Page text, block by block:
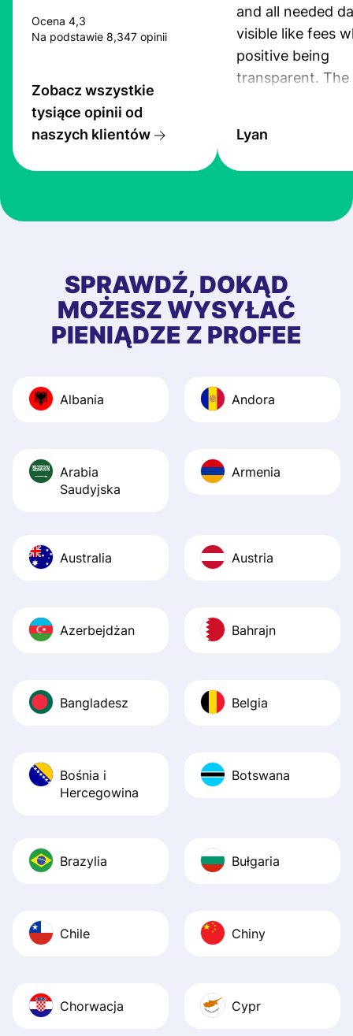
Ocena 4,3
Na podstawie 8,347 opinii
Zobacz wszystkie
tysiące opinii od
naszych klientów
and all needed
visible like fees
positive being
transparent. The
the exchange
at Profee is very
first started
app, and they
quick to provide
and helpful
Recommend it!
Lyan
SPRAWDŹ, DOKĄD
MOŻESZ WYSYŁAĆ
PIENIĄDZE Z PROFEE
Albania Andora
Arabia
Saudyjska
Armenia
Australia Austria
Azerbejdżan Bahrajn
Bangladesz Belgia
Bośnia i
Hercegowina
Botswana
Brazylia Bułgaria
Chile Chiny
Chorwacja Cypr